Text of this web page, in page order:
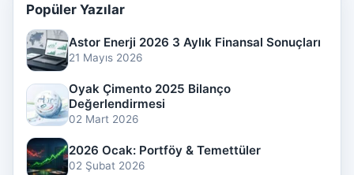
Popüler Yazılar
Astor Enerji 2026 3 Aylık Finansal Sonuçları
21 Mayıs 2026
Oyak Çimento 2025 Bilanço
Değerlendirmesi
02 Mart 2026
2026 Ocak: Portföy & Temettüler
02 Şubat 2026